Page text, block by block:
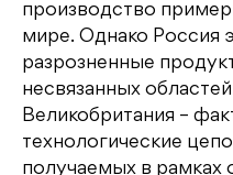
производство
мире. Однако Россия
разрозненные
несвязанных
Великобритания –
технологические
получаемых в рамках